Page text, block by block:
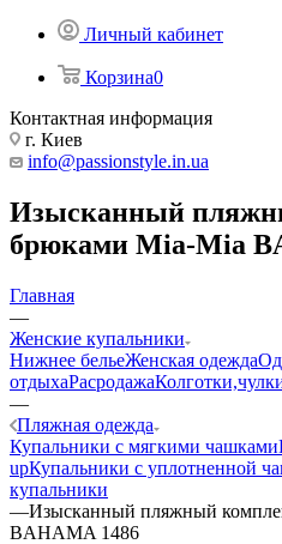
Личный кабинет
Корзина0
Контактная информация
г. Киев
info@passionstyle.in.ua
Изысканный
брюками Mia-Mia
Главная
—
Женские купальники
Нижнее бельеЖенская одежда
отдыхаРасродажа
—
Пляжная одежда
Купальники с мягкими чашками
upКупальники с уплотненной
купальники
—Изысканный пляжный
BAHAMA 1486